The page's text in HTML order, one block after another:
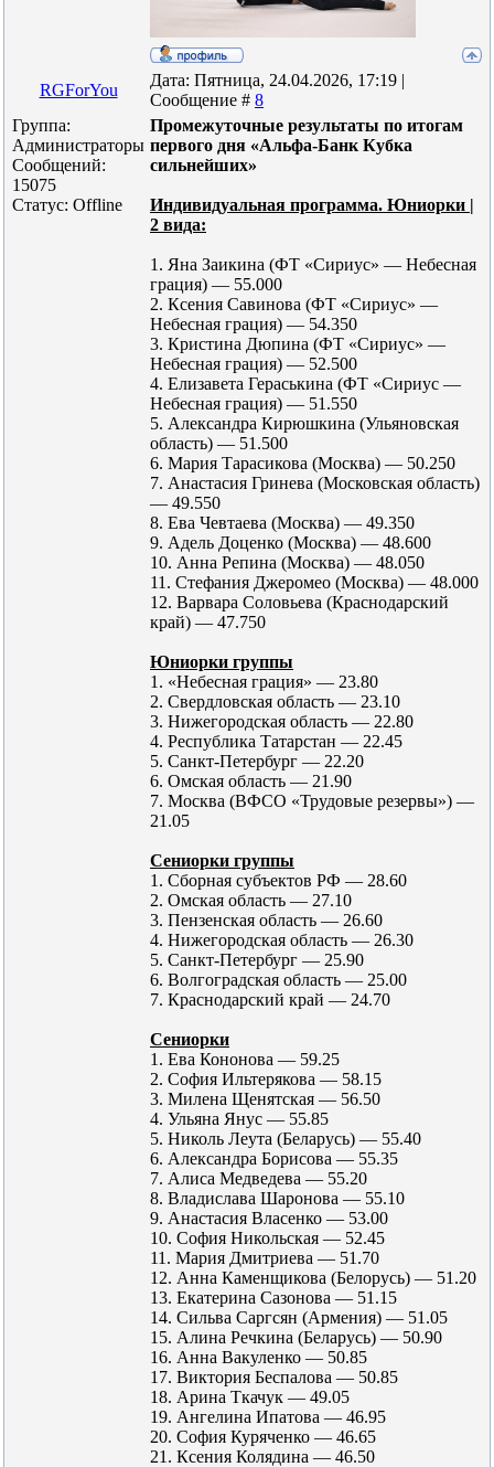
RGForYou
Дата: Пятница, 24.04.2026, 17:19 |
Сообщение # 8
Группа:
Администраторы
Сообщений:
15075
Статус: Offline
Промежуточные результаты по итогам
первого дня «Альфа-Банк Кубка
сильнейших»
Индивидуальная программа. Юниорки |
2 вида:
1. Яна Заикина (ФТ «Сириус» — Небесная
грация) — 55.000
2. Ксения Савинова (ФТ «Сириус» —
Небесная грация) — 54.350
3. Кристина Дюпина (ФТ «Сириус» —
Небесная грация) — 52.500
4. Елизавета Гераськина (ФТ «Сириус —
Небесная грация) — 51.550
5. Александра Кирюшкина (Ульяновская
область) — 51.500
6. Мария Тарасикова (Москва) — 50.250
7. Анастасия Гринева (Московская область)
— 49.550
8. Ева Чевтаева (Москва) — 49.350
9. Адель Доценко (Москва) — 48.600
10. Анна Репина (Москва) — 48.050
11. Стефания Джеромео (Москва) — 48.000
12. Варвара Соловьева (Краснодарский
край) — 47.750
Юниорки группы
1. «Небесная грация» — 23.80
2. Свердловская область — 23.10
3. Нижегородская область — 22.80
4. Республика Татарстан — 22.45
5. Санкт-Петербург — 22.20
6. Омская область — 21.90
7. Москва (ВФСО «Трудовые резервы») —
21.05
Сениорки группы
1. Сборная субъектов РФ — 28.60
2. Омская область — 27.10
3. Пензенская область — 26.60
4. Нижегородская область — 26.30
5. Санкт-Петербург — 25.90
6. Волгоградская область — 25.00
7. Краснодарский край — 24.70
Сениорки
1. Ева Кононова — 59.25
2. София Ильтерякова — 58.15
3. Милена Щенятская — 56.50
4. Ульяна Янус — 55.85
5. Николь Леута (Беларусь) — 55.40
6. Александра Борисова — 55.35
7. Алиса Медведева — 55.20
8. Владислава Шаронова — 55.10
9. Анастасия Власенко — 53.00
10. София Никольская — 52.45
11. Мария Дмитриева — 51.70
12. Анна Каменщикова (Белорусь) — 51.20
13. Екатерина Сазонова — 51.15
14. Сильва Саргсян (Армения) — 51.05
15. Алина Речкина (Беларусь) — 50.90
16. Анна Вакуленко — 50.85
17. Виктория Беспалова — 50.85
18. Арина Ткачук — 49.05
19. Ангелина Ипатова — 46.95
20. София Куряченко — 46.65
21. Ксения Колядина — 46.50